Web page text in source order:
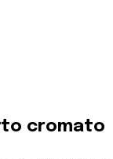
cromato